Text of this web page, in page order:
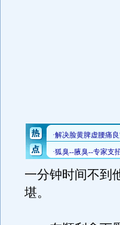
一分钟时间不到
堪。